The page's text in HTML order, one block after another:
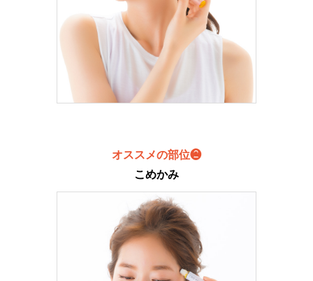
オススメの部位❷
こめかみ